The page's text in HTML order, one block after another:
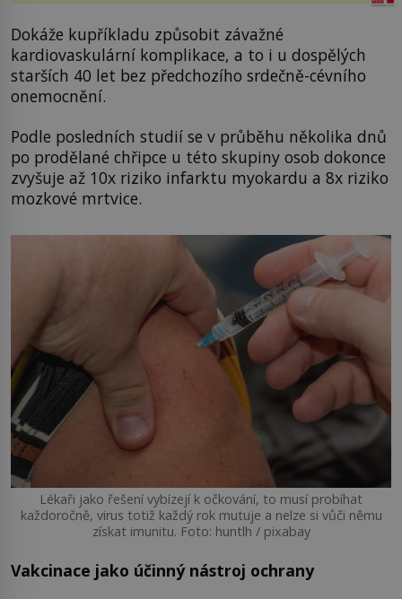
Dokáže kupříkladu způsobit závažné
kardiovaskulární komplikace, a to i u dospělých
starších 40 let bez předchozího srdečně-cévního
onemocnění.
Podle posledních studií se v průběhu několika dnů
po prodělané chřipce u této skupiny osob dokonce
zvyšuje až 10x riziko infarktu myokardu a 8x riziko
mozkové mrtvice.
Lékaři jako řešení vybízejí k očkování, to musí probíhat
každoročně, virus totiž každý rok mutuje a nelze si vůči němu
získat imunitu. Foto: huntlh / pixabay
Vakcinace jako účinný nástroj ochrany